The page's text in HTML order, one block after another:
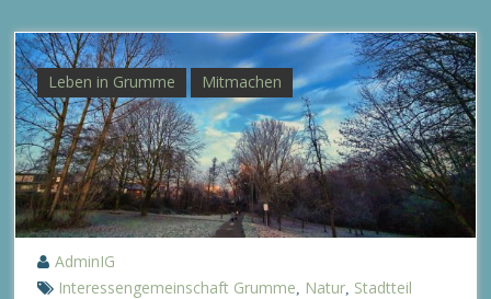
Leben in Grumme Mitmachen
AdminIG
Interessengemeinschaft Grumme Natur Stadtteil